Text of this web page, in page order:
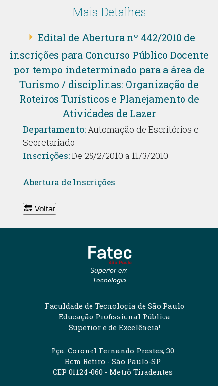
Mais Detalhes
Edital de Abertura nº 442/2010 de
inscrições para Concurso Público Docente
por tempo indeterminado para a área de
Turismo / disciplinas: Organização de
Roteiros Turísticos e Planejamento de
Atividades de Lazer
Departamento:Automação de Escritórios e
Secretariado
Inscrições:De 25/2/2010 a 11/3/2010
Abertura de Inscrições
🔙 Voltar
Superior em
Tecnologia
Faculdade de Tecnologia de São Paulo
Educação Profissional Pública
Superior e de Excelência!
Pça. Coronel Fernando Prestes, 30
Bom Retiro - São Paulo-SP
CEP 01124-060 - Metrô Tiradentes